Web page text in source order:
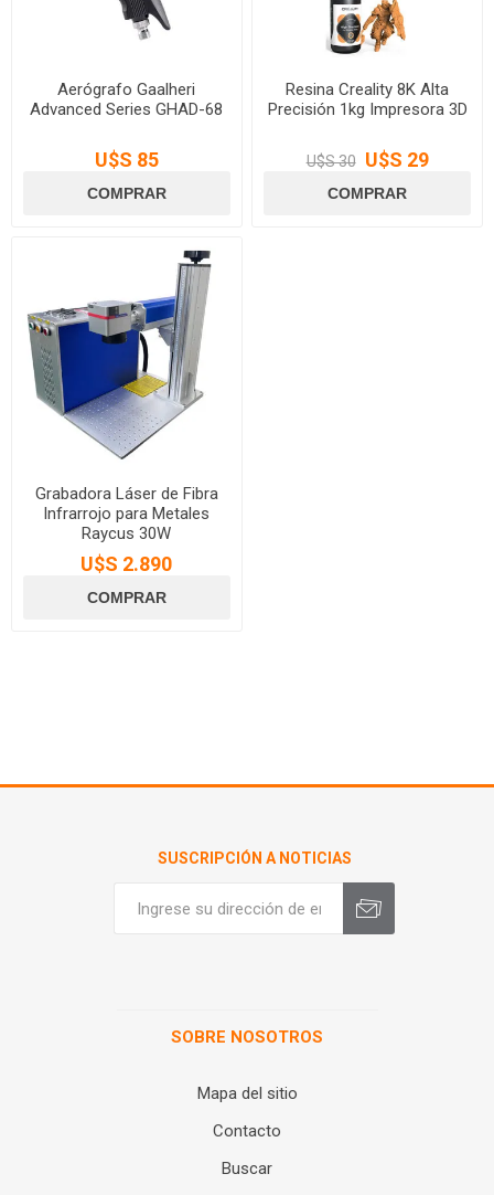
Aerógrafo Gaalheri
Advanced Series GHAD-68
U$S 85
Resina Creality 8K Alta
Precisión 1kg Impresora 3D
U$S 30 U$S 29
Grabadora Láser de Fibra
Infrarrojo para Metales
Raycus 30W
U$S 2.890
SUSCRIPCIÓN A NOTICIAS
SOBRE NOSOTROS
Mapa del sitio
Contacto
Buscar